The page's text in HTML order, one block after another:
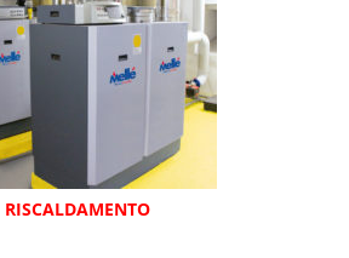
RISCALDAMENTO